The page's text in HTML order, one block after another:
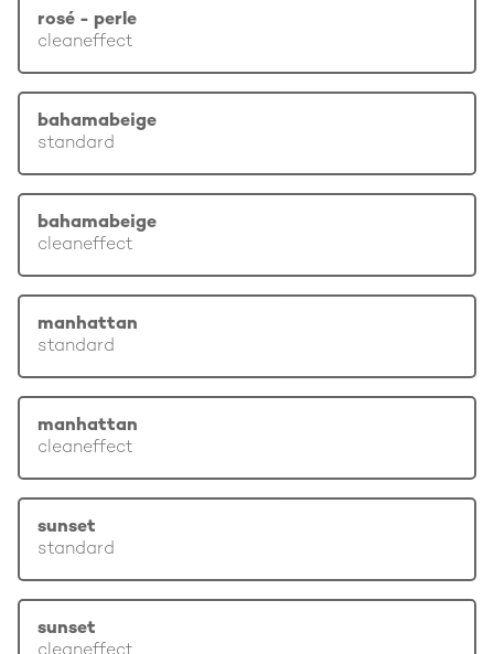
rosé - perle
cleaneffect
bahamabeige
standard
bahamabeige
cleaneffect
manhattan
standard
manhattan
cleaneffect
sunset
standard
sunset